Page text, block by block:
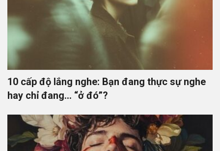
10 cấp độ lắng nghe: Bạn đang thực sự nghe
hay chỉ đang… “ở đó”?